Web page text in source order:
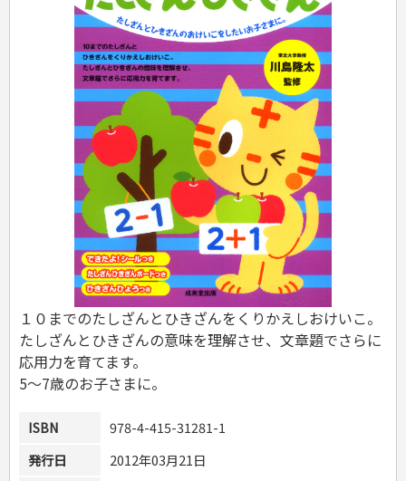
看護・薬学
ケアマネジャー
介護・社会福祉士
保育士
司法書士・社労士
行政書士・宅建
衛生管理・運行管理
建築・土木
電気・危険物
調理師
スキル・キャリアアップ
危険物取扱者
消防設備士
登録販売者
その他資格試験
簿記・経理・税金・保険
その他ビジネス
ビジネス読み物
国外旅行
国内旅行
散歩・グルメ
地理・歴史
地理・地図
歴史
成美文庫
その他文庫
ダイアリー
ダイアリー
プラチナダイアリー プレステージ
１０までのたしざんとひきざんをくりかえしおけいこ。
たしざんとひきざんの意味を理解させ、文章題でさらに
応用力を育てます。
5～7歳のお子さまに。
ISBN
978-4-415-31281-1
発行日
2012年03月21日